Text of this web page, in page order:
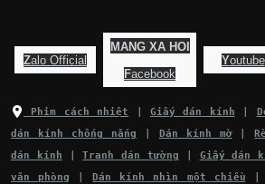
Zalo Official
MANG XA HOI
Facebook
Youtube
Phim cách nhiệt Giấy dán kính
dán kính chống nắng
Dán kính mờ |
dán kính
Tranh dán tường Giấy dán
văn phòng
|Dán kính nhìn một chiều